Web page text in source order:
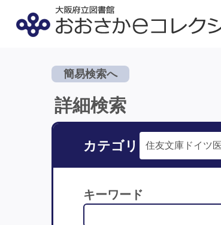
簡易検索へ
詳細検索
カテゴリ
キーワード